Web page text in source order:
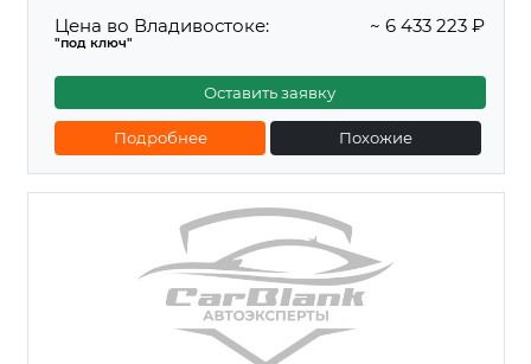
Цена во Владивостоке:
"под ключ"
~ 6 433 223 ₽
Оставить заявку
Подробнее Похожие